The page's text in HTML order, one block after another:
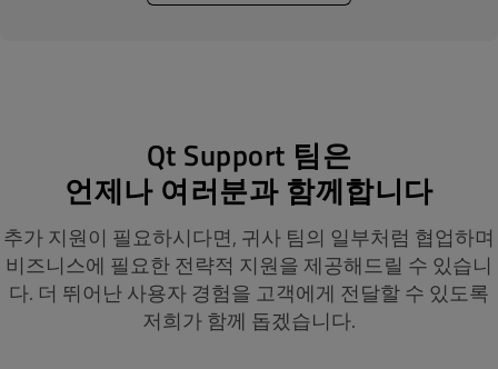
Qt Support 팀은
언제나 여러분과 함께합니다
추가 지원이 필요하시다면, 귀사 팀의 일부처럼 협업하며
비즈니스에 필요한 전략적 지원을 제공해드릴 수 있습니
다. 더 뛰어난 사용자 경험을 고객에게 전달할 수 있도록
저희가 함께 돕겠습니다.